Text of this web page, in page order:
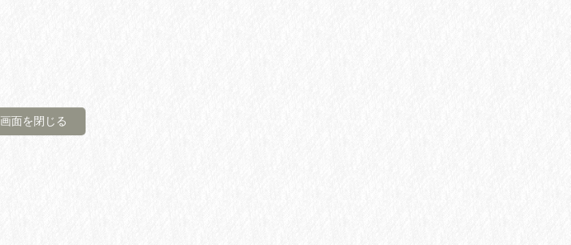
画面を閉じる